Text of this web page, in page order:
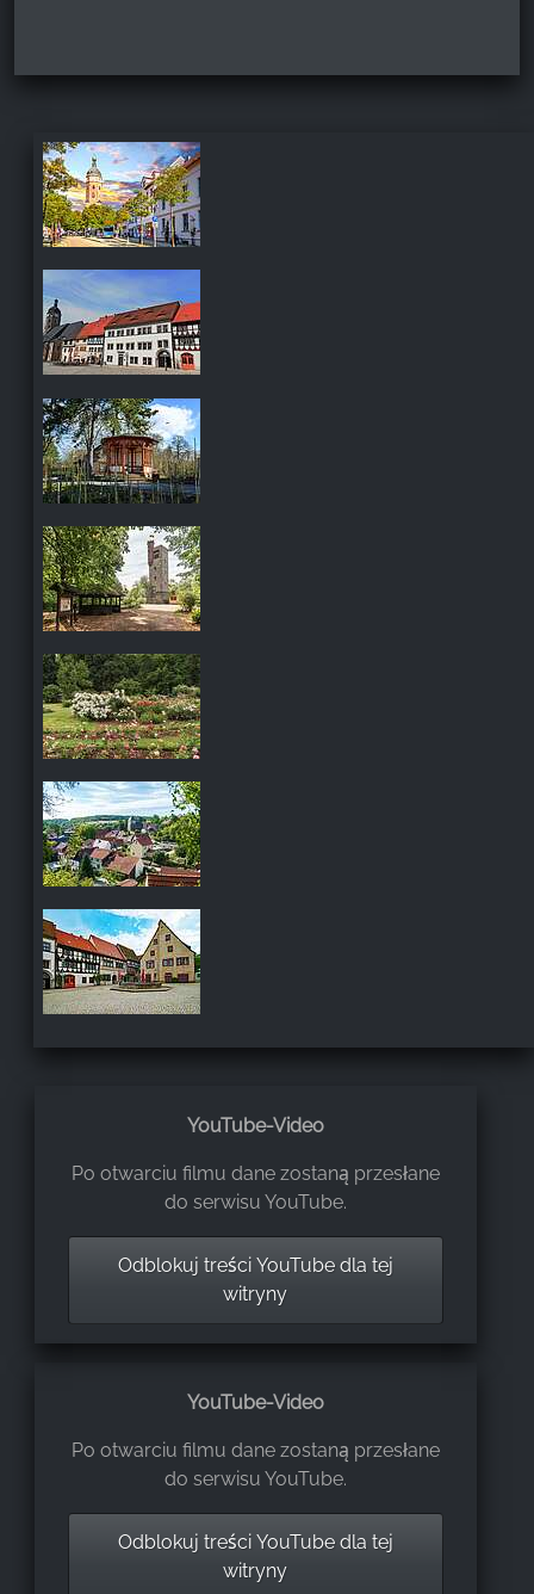
YouTube-Video
Po otwarciu filmu dane zostaną przesłane
do serwisu YouTube.
Odblokuj treści YouTube dla tej
witryny
YouTube-Video
Po otwarciu filmu dane zostaną przesłane
do serwisu YouTube.
Odblokuj treści YouTube dla tej
witryny